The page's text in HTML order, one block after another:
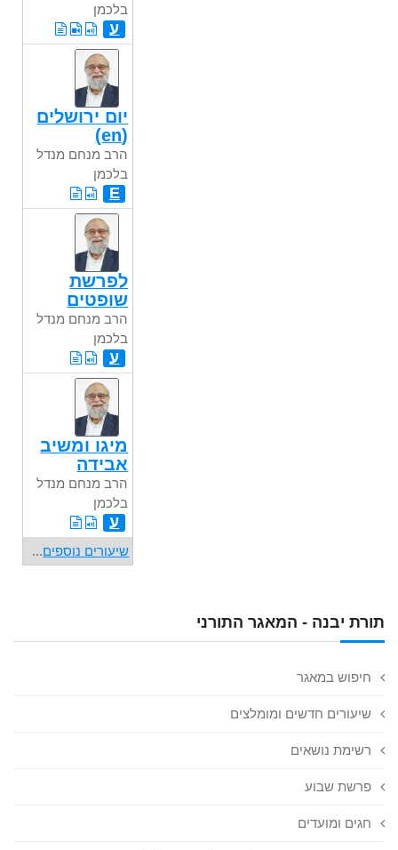
תורת יבנה - המאגר התורני
חיפוש במאגר
שיעורים חדשים ומומלצים
רשימת נושאים
פרשת שבוע
חגים ומועדים
בלכמן
ע
יום ירושלים
(en)
הרב מנחם מנדל
בלכמן
E
לפרשת
שופטים
הרב מנחם מנדל
בלכמן
ע
מיגו ומשיב
אבידה
הרב מנחם מנדל
בלכמן
ע
שיעורים נוספים...